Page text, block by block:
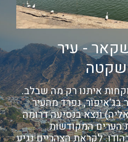
פושקאר - עיר
איתנו רק מה שבלב.
נפרד מהעיר
ונצא בנסיעה דרומה
המקודשות
לקראת הצהריים נגיע